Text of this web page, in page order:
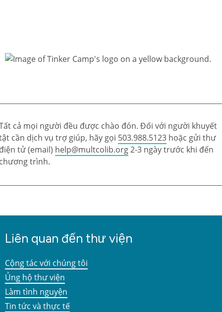
cả mọi người đều được chào đón. Đối với người khuyết
cần dịch vụ trợ giúp, hãy gọi 503.988.5123 hoặc gửi thư
tử (email) help@multcolib.org2-3 ngày trước khi đến
trình.
Liên quan đến thư viện
Cộng tác với chúng tôi
Ủng hộ thư viện
Làm tình nguyện
Tin tức và thực tế